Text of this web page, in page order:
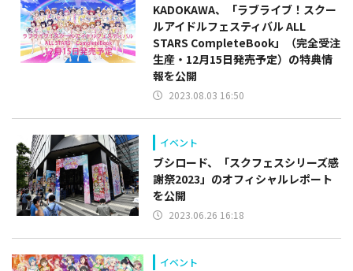
KADOKAWA、「ラブライブ！スクー
ルアイドルフェスティバル ALL
STARS CompleteBook」（完全受注
生産・12月15日発売予定）の特典情
報を公開
2023.08.03 16:50
イベント
ブシロード、「スクフェスシリーズ感
謝祭2023」のオフィシャルレポート
を公開
2023.06.26 16:18
イベント